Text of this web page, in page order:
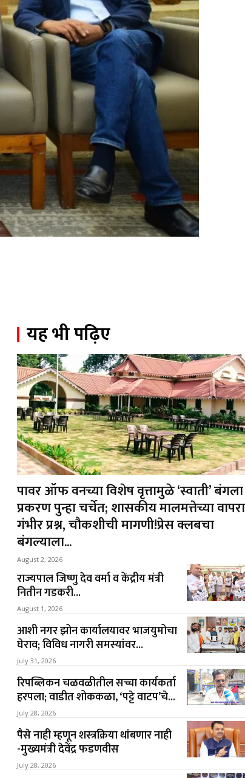
यह भी पढ़िए
पावर ऑफ वनच्या विशेष वृत्तामुळे ‘स्वाती’ बंगला
प्रकरण पुन्हा चर्चेत; शासकीय मालमत्तेच्या
गंभीर प्रश्न, चौकशीची मागणी!प्रेस क्लबचा
बंगल्याला...
August 2, 2026
राज्यपाल जिष्णु देव वर्मा व केंद्रीय मंत्री
नितीन गडकरी...
August 1, 2026
आशी नगर झोन कार्यालयावर भाजयुमोचा
घेराव; विविध नागरी समस्यांवर...
July 31, 2026
रिपब्लिकन चळवळीतील सच्चा कार्यकर्ता
हरपला; वाडीत शोककळा, ‘पट्टे वाटप’चे...
July 28, 2026
पैसे नाही म्हणून शस्त्रक्रिया थांबणार नाही
-मुख्यमंत्री देवेंद्र फडणवीस
July 28, 2026